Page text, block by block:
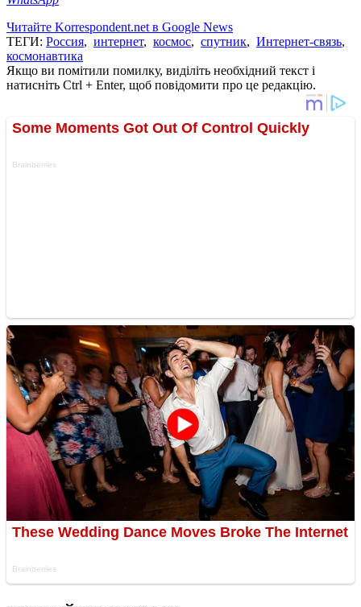
Читайте Korrespondent.net в Google News
ТЕГИ: Россия, интернет, космос, спутник, Интернет-связь,
космонавтика
Якщо ви помітили помилку, виділіть необхідний текст і
натисніть Ctrl + Enter, щоб повідомити про це редакцію.